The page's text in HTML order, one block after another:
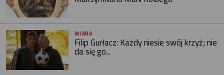
WIARA
Filip Gurłacz: Każdy niesie swój krzyż; nie
da się go...